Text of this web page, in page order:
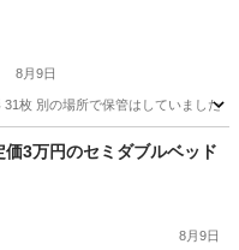
8月9日
枚 別の場所で保管はしていました
ト/マット/ラグ
価3万円のセミダブルベッド
8月9日